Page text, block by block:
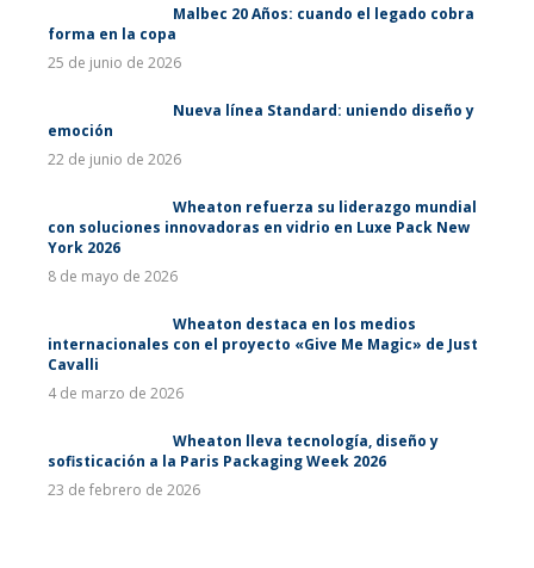
Malbec 20 Años: cuando el legado cobra
forma en la copa
25 de junio de 2026
Nueva línea Standard: uniendo diseño y
emoción
22 de junio de 2026
Wheaton refuerza su liderazgo mundial
con soluciones innovadoras en vidrio en Luxe Pack New
York 2026
8 de mayo de 2026
Wheaton destaca en los medios
internacionales con el proyecto «Give Me Magic» de Just
Cavalli
4 de marzo de 2026
Wheaton lleva tecnología, diseño y
sofisticación a la Paris Packaging Week 2026
23 de febrero de 2026